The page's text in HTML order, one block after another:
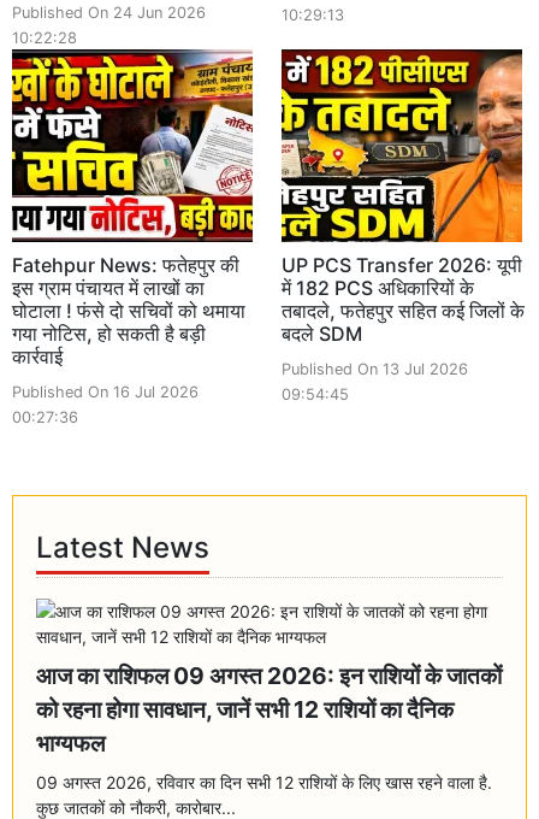
Published On 24 Jun 2026
10:22:28
10:29:13
Fatehpur News: फतेहपुर की
इस ग्राम पंचायत में लाखों का
घोटाला ! फंसे दो सचिवों को थमाया
गया नोटिस, हो सकती है बड़ी
कार्रवाई
Published On 16 Jul 2026
00:27:36
UP PCS Transfer 2026: यूपी
में 182 PCS अधिकारियों के
तबादले, फतेहपुर सहित कई जिलों के
बदले SDM
Published On 13 Jul 2026
09:54:45
Latest News
आज का राशिफल 09 अगस्त 2026: इन राशियों के जातकों
को रहना होगा सावधान, जानें सभी 12 राशियों का दैनिक
भाग्यफल
09 अगस्त 2026, रविवार का दिन सभी 12 राशियों के लिए खास रहने वाला है.
कुछ जातकों को नौकरी, कारोबार...